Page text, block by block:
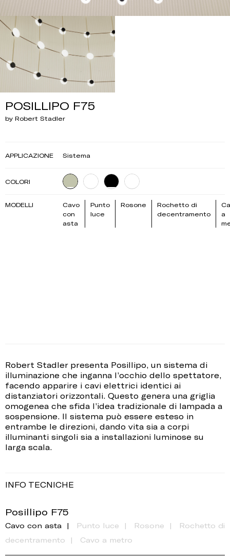
POSILLIPO F75
by Robert Stadler
APPLICAZIONE Sistema
COLORI
MODELLI
Cavo
con
asta
Punto
luce
Rosone
Rochetto di
decentramento
a
Robert Stadler presenta Posillipo, un sistema di
illuminazione che inganna l’occhio dello spettatore,
facendo apparire i cavi elettrici identici ai
distanziatori orizzontali. Questo genera una griglia
omogenea che sfida l’idea tradizionale di lampada a
sospensione. Il sistema può essere esteso in
entrambe le direzioni, dando vita sia a corpi
illuminanti singoli sia a installazioni luminose su
larga scala.
INFO TECNICHE
Posillipo F75
Cavo con asta Punto luce Rosone
Rochetto di
decentramento
Cavo a metro